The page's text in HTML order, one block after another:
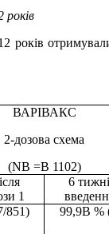
років
років
ВАРІВАКС
2-дозова схема
(NВ =В 1102)
1
6
851) 99,9В %